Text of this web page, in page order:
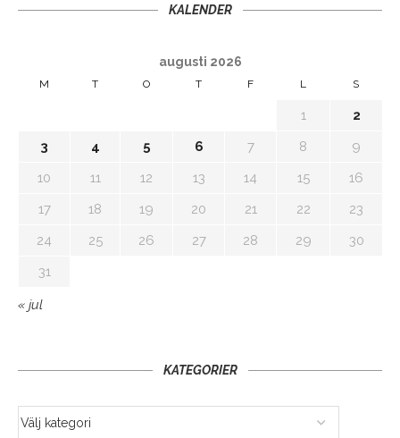
KALENDER
augusti 2026
M T O T F L S
1
2
3
4 5 6 7 8
9
10
11 12 13 14 15
16
17
18 19 20 21 22
23
24
25 26 27 28 29
30
31
« jul
KATEGORIER